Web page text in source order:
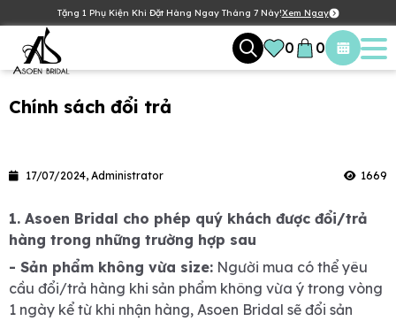
Tặng 1 Phụ Kiện Khi Đặt Hàng Ngay Tháng 7 Này!Xem Ngay
0 0
Chính sách đổi trả
17/07/2024, Administrator 1669
1. Asoen Bridal cho phép quý khách được đổi/trả
hàng trong những trường hợp sau
- Sản phẩm không vừa size: Người mua có thể yêu
cầu đổi/trả hàng khi sản phẩm không vừa ý trong vòng
1 ngày kể từ khi nhận hàng, Asoen Bridal sẽ đổi sản